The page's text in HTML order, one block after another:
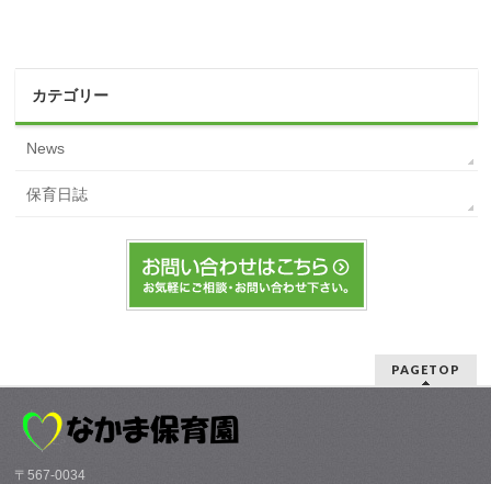
カテゴリー
News
保育日誌
PAGETOP
〒567-0034